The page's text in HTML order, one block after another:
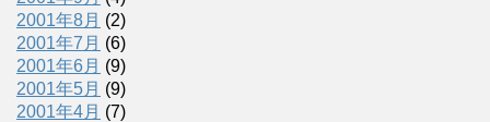
2001年8月 (2)
2001年7月 (6)
2001年6月 (9)
2001年5月 (9)
2001年4月 (7)